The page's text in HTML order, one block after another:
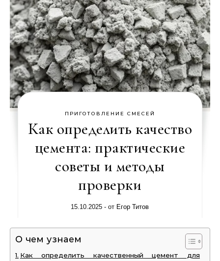
ПРИГОТОВЛЕНИЕ СМЕСЕЙ
Как определить качество
цемента: практические
советы и методы
проверки
15.10.2025 - от Егор Титов
О чем узнаем
Как определить качественный цемент для